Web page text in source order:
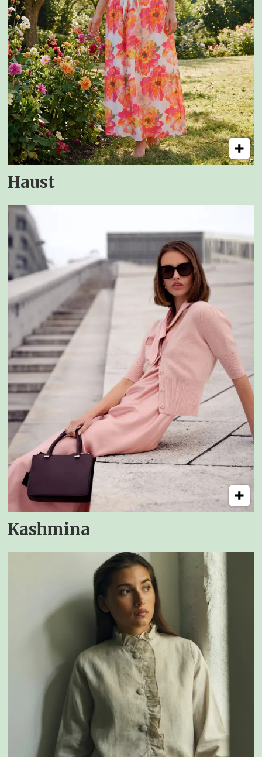
Haust
Kashmina